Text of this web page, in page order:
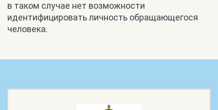
в таком случае нет возможности
идентифицировать личность обращающегося
человека.